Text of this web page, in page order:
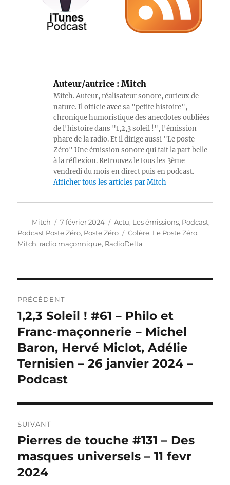
Auteur/autrice : Mitch
Mitch. Auteur, réalisateur sonore, curieux de
nature. Il officie avec sa "petite histoire",
chronique humoristique des anecdotes oubliées
de l'histoire dans "1,2,3 soleil !", l'émission
phare de la radio. Et il dirige aussi "Le poste
Zéro" Une émission sonore qui fait la part belle
à la réflexion. Retrouvez le tous les 3ème
vendredi du mois en direct puis en podcast.
Afficher tous les articles par Mitch
Auteur
Mitch
Publié
le
7 février 2024 Catégories
Actu, Les émissions, Podcast,
Podcast Poste Zéro, Poste Zéro Étiquettes
Colère, Le Poste Zéro,
Mitch, radio maçonnique, RadioDelta
de
l’article
PRÉCÉDENT
Publication
précédente :
1,2,3 Soleil ! #61 – Philo et
Franc-maçonnerie – Michel
Baron, Hervé Miclot, Adélie
Ternisien – 26 janvier 2024 –
Podcast
SUIVANT
Publication
suivante :
Pierres de touche #131 – Des
masques universels – 11 fevr
2024